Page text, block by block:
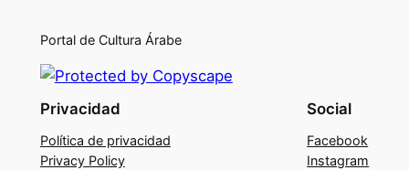
Portal de Cultura Árabe
Privacidad
Política de privacidad
Privacy Policy
Social
Facebook
Instagram